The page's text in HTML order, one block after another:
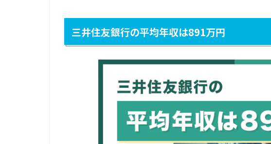
三井住友銀行の平均年収は891万円